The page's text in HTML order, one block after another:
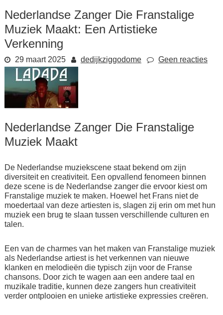
Nederlandse Zanger Die Franstalige
Muziek Maakt: Een Artistieke
Verkenning
29 maart 2025 dedijkziggodome Geen reacties
Nederlandse Zanger Die Franstalige
Muziek Maakt
De Nederlandse muziekscene staat bekend om zijn
diversiteit en creativiteit. Een opvallend fenomeen binnen
deze scene is de Nederlandse zanger die ervoor kiest om
Franstalige muziek te maken. Hoewel het Frans niet de
moedertaal van deze artiesten is, slagen zij erin om met hun
muziek een brug te slaan tussen verschillende culturen en
talen.
Een van de charmes van het maken van Franstalige muziek
als Nederlandse artiest is het verkennen van nieuwe
klanken en melodieën die typisch zijn voor de Franse
chansons. Door zich te wagen aan een andere taal en
muzikale traditie, kunnen deze zangers hun creativiteit
verder ontplooien en unieke artistieke expressies creëren.